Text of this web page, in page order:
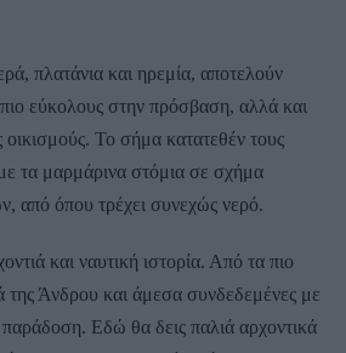
πλατάνια και ηρεμία, αποτελούν
εύκολους στην πρόσβαση, αλλά και
οικισμούς. Το σήμα κατατεθέν τους
με τα μαρμάρινα στόμια σε σχήμα
από όπου τρέχει συνεχώς νερό.
και ναυτική ιστορία. Από τα πιο
της Άνδρου και άμεσα συνδεδεμένες με
παράδοση. Εδώ θα δεις παλιά αρχοντικά